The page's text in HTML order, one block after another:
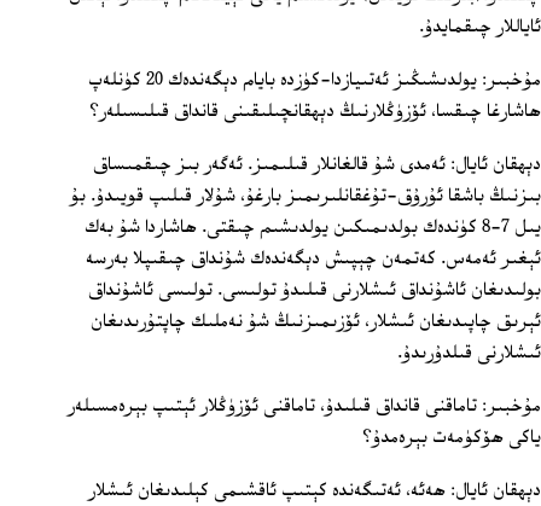
ئاياللار چىقمايدۇ.
مۇخبىر: يولدىشىڭىز ئەتىيازدا-كۈزدە بايام دېگەندەك 20 كۈنلەپ
ھاشارغا چىقسا، ئۆزۈڭلارنىڭ دېھقانچىلىقىنى قانداق قىلىسىلەر؟
دېھقان ئايال: ئەمدى شۇ قالغانلار قىلىمىز. ئەگەر بىز چىقمىساق
بىزنىڭ باشقا ئۇرۇق-تۇغقانلىرىمىز بارغۇ، شۇلار قىلىپ قويىدۇ. بۇ
يىل 7-8 كۈندەك بولدىمىكىن يولدىشىم چىقتى. ھاشاردا شۇ بەك
ئېغىر ئەمەس. كەتمەن چېپىش دېگەندەك شۇنداق چىقىپلا بەرسە
بولىدىغان ئاشۇنداق ئىشلارنى قىلىدۇ تولىسى. تولىسى ئاشۇنداق
ئېرىق چاپىدىغان ئىشلار، ئۆزىمىزنىڭ شۇ نەملىك چاپتۇرىدىغان
ئىشلارنى قىلدۇرىدۇ.
مۇخبىر: تاماقنى قانداق قىلىدۇ، تاماقنى ئۆزۈڭلار ئېتىپ بېرەمسىلەر
ياكى ھۆكۈمەت بېرەمدۇ؟
دېھقان ئايال: ھەئە، ئەتىگەندە كېتىپ ئاقشىمى كېلىدىغان ئىشلار